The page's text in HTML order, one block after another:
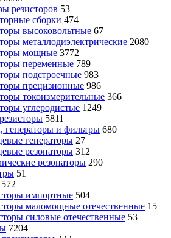
резисторов 53
сборки 474
высоковольтные 67
металлодиэлектрические 2080
мощные 3772
переменные 789
подстроечные 983
прецизионные 986
токоизмерительные 366
углеродистые 1249
5811
генераторы и фильтры 680
генераторы 27
резонаторы 312
резонаторы 290
51
572
импортные 504
маломощные отечественные 15
силовые отечественные 53
7204